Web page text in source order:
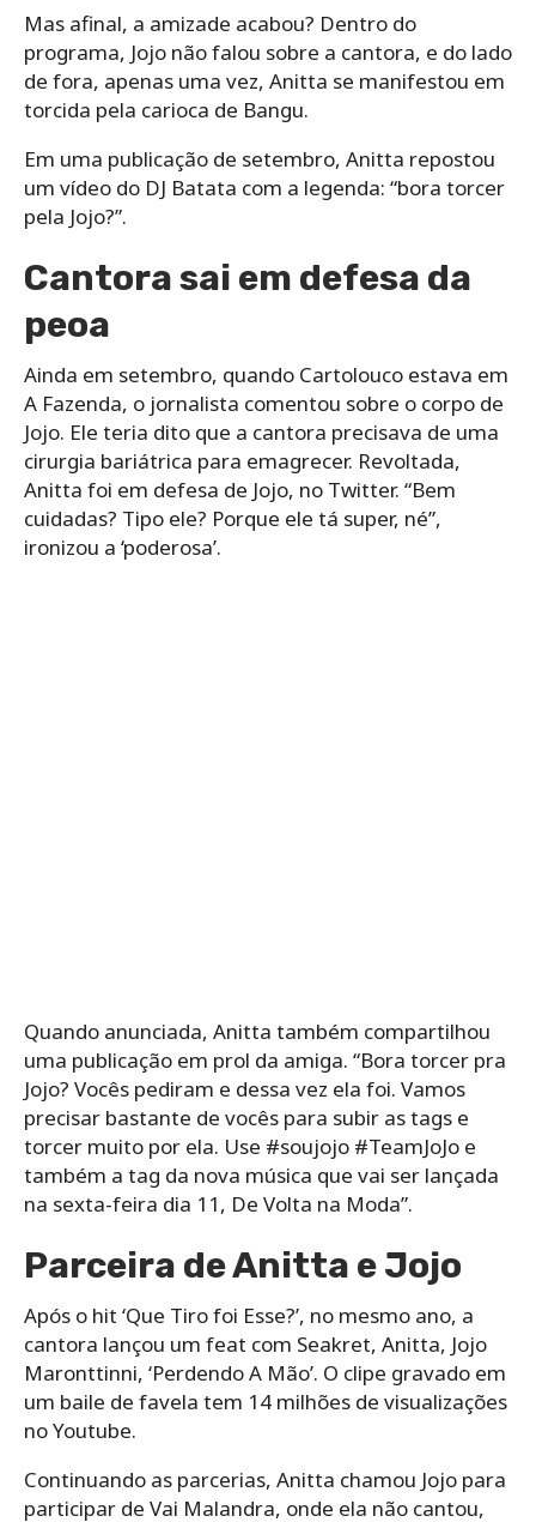
Mas afinal, a amizade acabou? Dentro do
programa, Jojo não falou sobre a cantora, e do lado
de fora, apenas uma vez, Anitta se manifestou em
torcida pela carioca de Bangu.
Em uma publicação de setembro, Anitta repostou
um vídeo do DJ Batata com a legenda: “bora torcer
pela Jojo?”.
Cantora sai em defesa da
peoa
Ainda em setembro, quando Cartolouco estava em
A Fazenda, o jornalista comentou sobre o corpo de
Jojo. Ele teria dito que a cantora precisava de uma
cirurgia bariátrica para emagrecer. Revoltada,
Anitta foi em defesa de Jojo, no Twitter. “Bem
cuidadas? Tipo ele? Porque ele tá super, né”,
ironizou a ‘poderosa’.
Quando anunciada, Anitta também compartilhou
uma publicação em prol da amiga. “Bora torcer pra
Jojo? Vocês pediram e dessa vez ela foi. Vamos
precisar bastante de vocês para subir as tags e
torcer muito por ela. Use #soujojo #TeamJoJo e
também a tag da nova música que vai ser lançada
na sexta-feira dia 11, De Volta na Moda”.
Parceira de Anitta e Jojo
Após o hit ‘Que Tiro foi Esse?’, no mesmo ano, a
cantora lançou um feat com Seakret, Anitta, Jojo
Maronttinni, ‘Perdendo A Mão’. O clipe gravado em
um baile de favela tem 14 milhões de visualizações
no Youtube.
Continuando as parcerias, Anitta chamou Jojo para
participar de Vai Malandra, onde ela não cantou,